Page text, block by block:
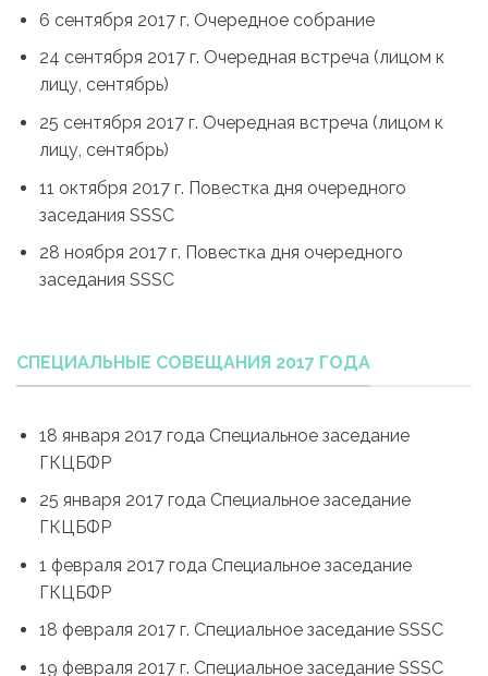
6 сентября 2017 г. Очередное собрание
24 сентября 2017 г. Очередная встреча (лицом к
лицу, сентябрь)
25 сентября 2017 г. Очередная встреча (лицом к
лицу, сентябрь)
11 октября 2017 г. Повестка дня очередного
заседания SSSC
28 ноября 2017 г. Повестка дня очередного
заседания SSSC
СПЕЦИАЛЬНЫЕ СОВЕЩАНИЯ 2017 ГОДА
18 января 2017 года Специальное заседание
ГКЦБФР
25 января 2017 года Специальное заседание
ГКЦБФР
1 февраля 2017 года Специальное заседание
ГКЦБФР
18 февраля 2017 г. Специальное заседание SSSC
19 февраля 2017 г. Специальное заседание SSSC